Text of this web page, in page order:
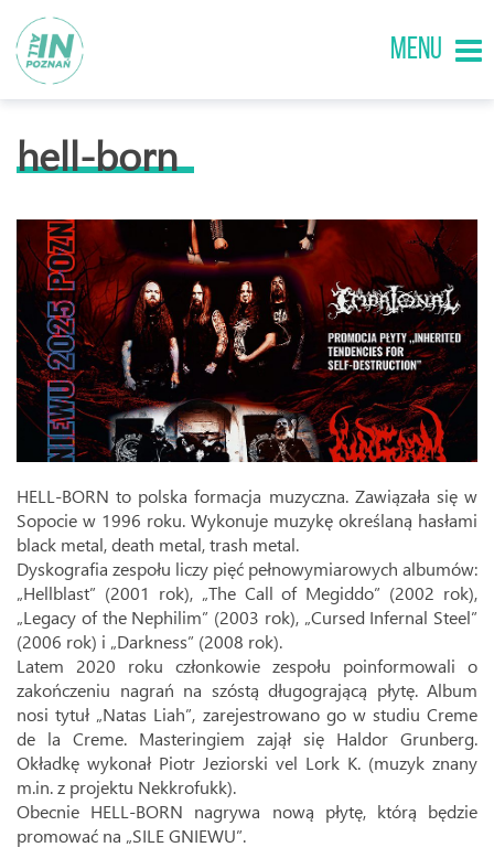
MENU
hell-born
HELL-BORN to polska formacja muzyczna. Zawiązała się w
Sopocie w 1996 roku. Wykonuje muzykę określaną hasłami
black metal, death metal, trash metal.
Dyskografia zespołu liczy pięć pełnowymiarowych albumów:
„Hellblast” (2001 rok), „The Call of Megiddo” (2002 rok),
„Legacy of the Nephilim” (2003 rok), „Cursed Infernal Steel”
(2006 rok) i „Darkness” (2008 rok).
Latem 2020 roku członkowie zespołu poinformowali o
zakończeniu nagrań na szóstą długogrającą płytę. Album
nosi tytuł „Natas Liah”, zarejestrowano go w studiu Creme
de la Creme. Masteringiem zajął się Haldor Grunberg.
Okładkę wykonał Piotr Jeziorski vel Lork K. (muzyk znany
m.in. z projektu Nekkrofukk).
Obecnie HELL-BORN nagrywa nową płytę, którą będzie
promować na „SILE GNIEWU”.